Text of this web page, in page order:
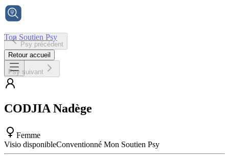
Ton Soutien Psy
Accueil
Psy précédent
Retour accueil
Psy suivant
CODJIA Nadège
Femme
Visio disponibleConventionné Mon Soutien Psy